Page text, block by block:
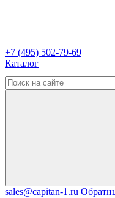
+7 (495) 502-79-69
Каталог
sales@capitan-1.ru